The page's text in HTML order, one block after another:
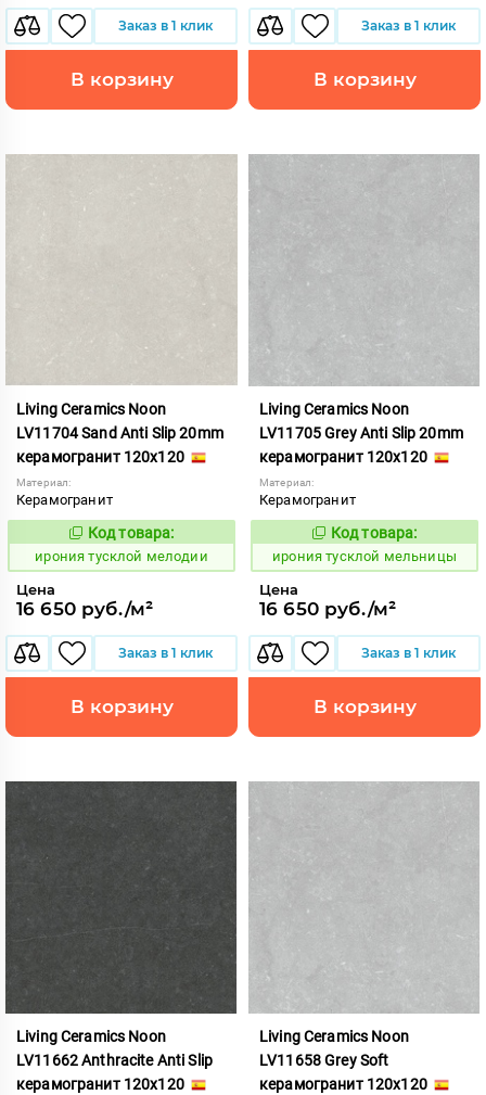
Заказ в 1 клик
В корзину
Заказ в 1 клик
В корзину
Living Ceramics Noon
LV11704 Sand Anti Slip 20mm
керамогранит 120x120
Материал:
Керамогранит
1107048
Код товара:
ирония тусклой мелодии
Цена
16 650 руб./м²
Заказ в 1 клик
В корзину
Living Ceramics Noon
LV11705 Grey Anti Slip 20mm
керамогранит 120x120
Материал:
Керамогранит
1107049
Код товара:
ирония тусклой мельницы
Цена
16 650 руб./м²
Заказ в 1 клик
В корзину
Living Ceramics Noon
LV11662 Anthracite Anti Slip
керамогранит 120x120
Living Ceramics Noon
LV11658 Grey Soft
керамогранит 120x120